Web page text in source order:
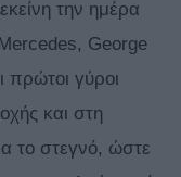
την ημέρα
Mercedes, George
πρώτοι γύροι
και στη
το στεγνό, ώστε